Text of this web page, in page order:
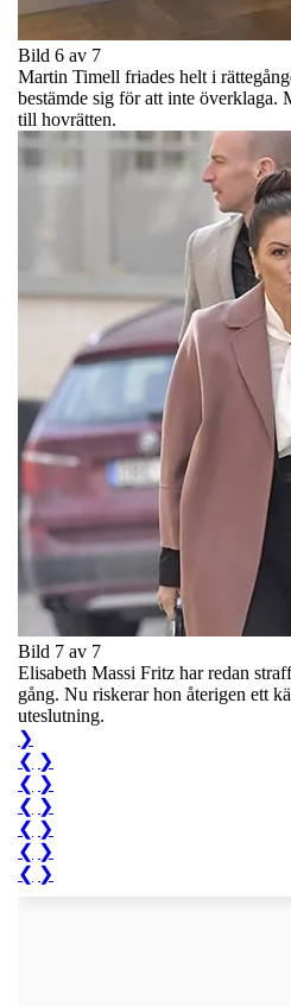
Bild 6 av 7
Martin Timell friades helt i
bestämde sig för att inte överklaga.
till hovrätten.
Bild 7 av 7
Elisabeth Massi Fritz har redan
gång. Nu riskerar hon återigen ett
uteslutning.
❯
❮ ❯
❮ ❯
❮ ❯
❮ ❯
❮ ❯
❮ ❯